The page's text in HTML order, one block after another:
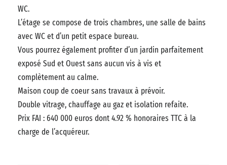
WC.
L’étage se compose de trois chambres, une salle de bains
avec WC et d’un petit espace bureau.
Vous pourrez également profiter d’un jardin parfaitement
exposé Sud et Ouest sans aucun vis à vis et
complètement au calme.
Maison coup de coeur sans travaux à prévoir.
Double vitrage, chauffage au gaz et isolation refaite.
Prix FAI : 640 000 euros dont 4.92 % honoraires TTC à la
charge de l’acquéreur.